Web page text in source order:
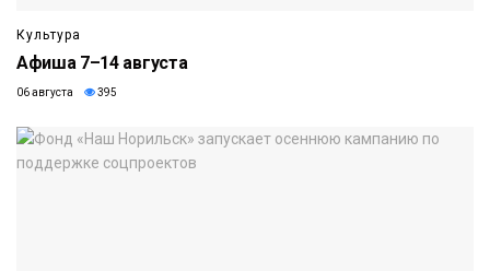
Культура
Афиша 7–14 августа
06 августа 395